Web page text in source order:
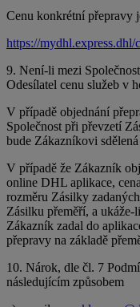
Cenu konkrétní přepravy
https://
9. Není-li mezi
Odesílatel cenu služeb v
V případě objednání
Společnost při převzetí
bude Zákazníkovi
V případě že Zákazník
online DHL aplikace,
rozměru Zásilky
Zásilku přeměří, a ukáže-
Zákazník zadal do
přepravy na základě
10. Nárok, dle čl. 7
následujícím způsobem